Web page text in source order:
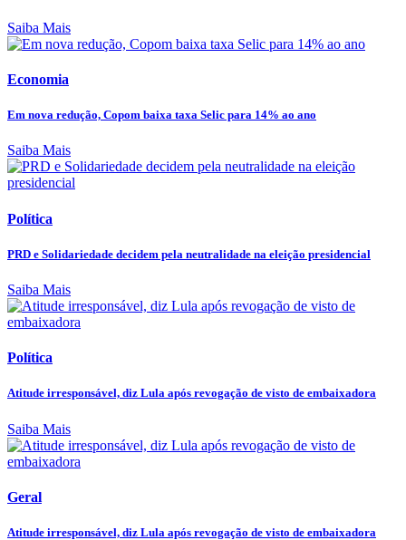
Saiba Mais
Economia
Em nova redução, Copom baixa taxa Selic para 14% ao ano
Saiba Mais
Política
PRD e Solidariedade decidem pela neutralidade na eleição presidencial
Saiba Mais
Política
Atitude irresponsável, diz Lula após revogação de visto de embaixadora
Saiba Mais
Geral
Atitude irresponsável, diz Lula após revogação de visto de embaixadora